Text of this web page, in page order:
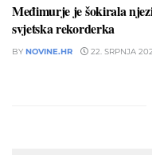
Međimurje je šokirala
svjetska rekorderka
BY NOVINE.HR 22. SRPNJA